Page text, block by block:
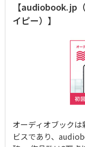
【audiobook.jp
イピー）】
オーディオブック
ビスであり、